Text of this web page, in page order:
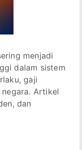
menjadi
dalam sistem
gaji
Artikel
dan